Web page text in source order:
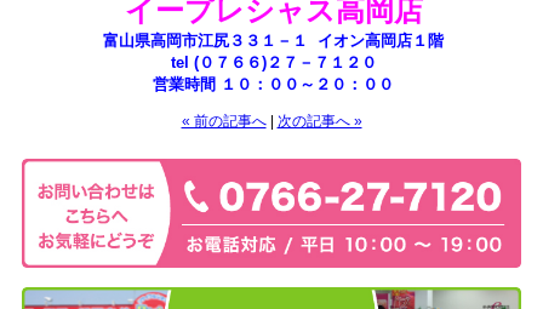
イープレシャス高岡店
富山県高岡市江尻３３１－１ イオン高岡店１階
tel (０７６６)２７－７１２０
営業時間 １０：００～２０：００
« 前の記事へ| 次の記事へ »